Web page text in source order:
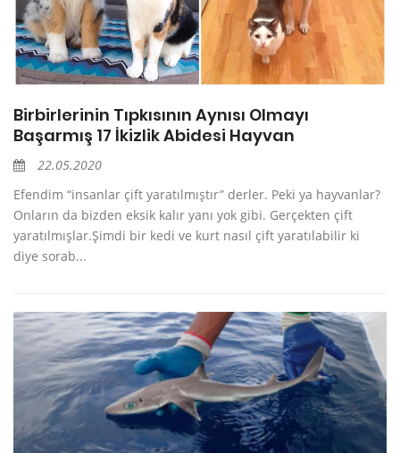
Birbirlerinin Tıpkısının Aynısı Olmayı
Başarmış 17 İkizlik Abidesi Hayvan
22.05.2020
Efendim “insanlar çift yaratılmıştır” derler. Peki ya hayvanlar?
Onların da bizden eksik kalır yanı yok gibi. Gerçekten çift
yaratılmışlar.Şimdi bir kedi ve kurt nasıl çift yaratılabilir ki
diye sorab...